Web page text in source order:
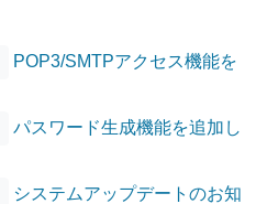
POP3/SMTPアクセス機能を
パスワード生成機能を追加し
システムアップデートのお知